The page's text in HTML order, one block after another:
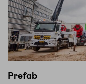
Prefab